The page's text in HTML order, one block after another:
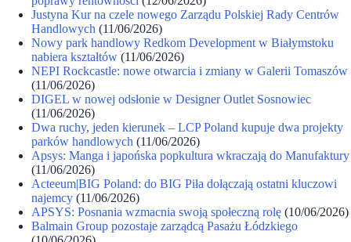
Justyna Kur na czele nowego Zarządu Polskiej Rady Centrów
Handlowych (11/06/2026)
Nowy park handlowy Redkom Development w Białymstoku
nabiera kształtów (11/06/2026)
NEPI Rockcastle: nowe otwarcia i zmiany w Galerii Tomaszów
(11/06/2026)
DIGEL w nowej odsłonie w Designer Outlet Sosnowiec
(11/06/2026)
Dwa ruchy, jeden kierunek – LCP Poland kupuje dwa projekty
parków handlowych (11/06/2026)
Apsys: Manga i japońska popkultura wkraczają do Manufaktury
(11/06/2026)
Acteeum|BIG Poland: do BIG Piła dołączają ostatni kluczowi
najemcy (11/06/2026)
APSYS: Posnania wzmacnia swoją społeczną rolę (10/06/2026)
Balmain Group pozostaje zarządcą Pasażu Łódzkiego